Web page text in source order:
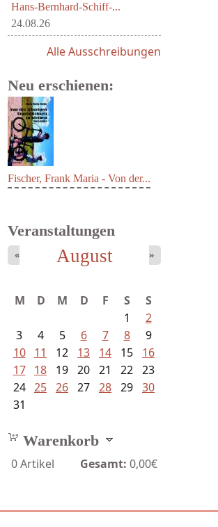
Hans-Bernhard-Schiff-...
24.08.26
Alle Ausschreibungen
Neu erschienen:
Fischer, Frank Maria - Von der...
Veranstaltungen
August
« »
M D M D F S
S
1
2
3
4 5 6 7 8
9
10
11 12 13 14 15
16
17
18 19 20 21 22 23
24 25 26 27 28 29 30
31
Warenkorb
0Artikel Gesamt: 0,00€